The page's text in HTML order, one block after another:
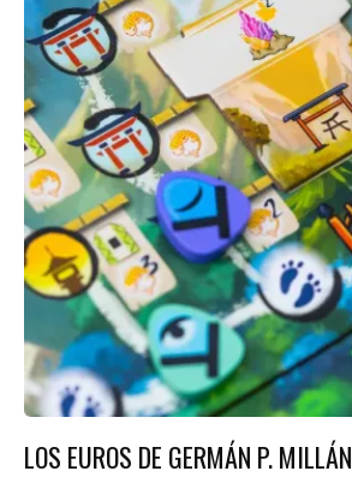
LOS EUROS DE GERMÁN P. MILLÁN